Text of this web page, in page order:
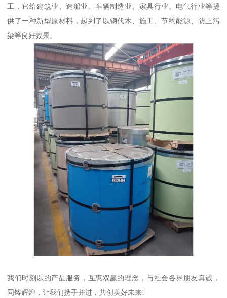
工，它给建筑业、造船业、车辆制造业、家具行业、电气行业等提
供了一种新型原材料，起到了以钢代木、施工、节约能源、防止污
染等良好效果。
我们时刻以的产品服务，互惠双赢的理念，与社会各界朋友真诚，
同铸辉煌，让我们携手并进，共创美好未来!